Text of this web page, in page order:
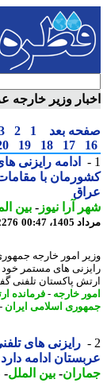
وزیر خارجه
بعد 1
2
3
4
17
18
19
20
ادامه رایزنی های
با مقامات
آرا نیوز-بین الملل
00:47
امور خارجه جمهوری
های مستمر خود با
پاکستان تلفنی گفت
خارجه-فرمانده ارتش
اسلامی ایران -
رایزنی های تلفنی
ادامه دارد
- بین الملل-5 روز پیش - دوشنبه 12 مرداد 1405، 00:20